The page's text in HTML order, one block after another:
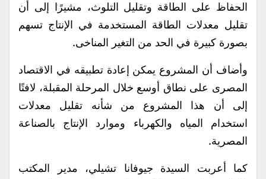
الحفاظ على الطاقة وتقليل التلوث، مشيرًا إلى أن
تقليل معدلات الطاقة المستخدمة في الإنتاج تسهم
بصورة كبيرة في الحد من التغير المناخى.
وأضاف أن المشروع يمكن إعادة تطبيقه في الاقتصاد
المصرى على نطاق أوسع خلال المرحلة المقبلة، لافتًا
إلى أن هذا المشروع من شأنه تقليل معدلات
استخدام المياه والكهرباء وموارد الإنتاج بالصناعة
المصرية.
كما أعربت السيدة جيوفانا تشيلي، مدير المكتب